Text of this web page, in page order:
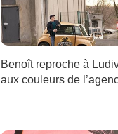
Benoît reproche à
aux couleurs de